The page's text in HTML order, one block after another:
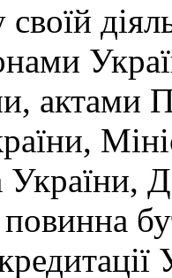
актами